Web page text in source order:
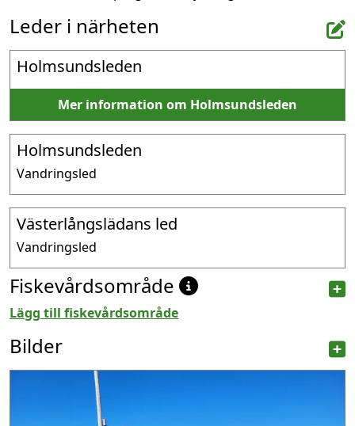
Leder i närheten
Holmsundsleden
Mer information om Holmsundsleden
Holmsundsleden
Vandringsled
Västerlångslädans led
Vandringsled
Fiskevårdsområde
Lägg till fiskevårdsområde
Bilder